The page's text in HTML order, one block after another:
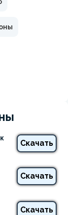
Скачать
Скачать
Скачать